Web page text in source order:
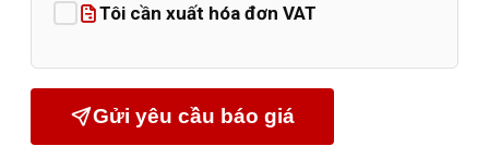
Tôi cần xuất hóa đơn VAT
Gửi yêu cầu báo giá